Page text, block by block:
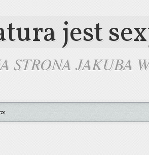
jest
STRONA JAKUBA